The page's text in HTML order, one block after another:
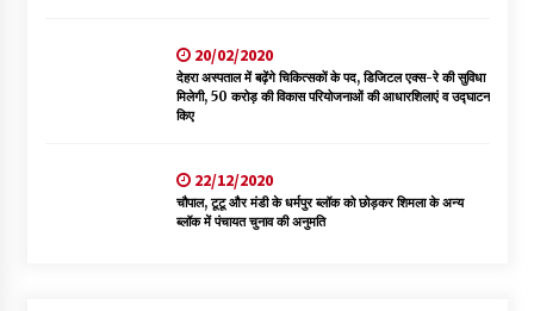
20/02/2020
देहरा अस्पताल में बढ़ेंगे चिकित्सकों के पद, डिजिटल एक्स-रे की सुविधा
मिलेगी, 50 करोड़ की विकास परियोजनाओं की आधारशिलाएं व उद्घाटन
किए
22/12/2020
चौपाल, टूटू और मंडी के धर्मपुर ब्लॉक को छोड़कर शिमला के अन्य
ब्लॉक में पंचायत चुनाव की अनुमति